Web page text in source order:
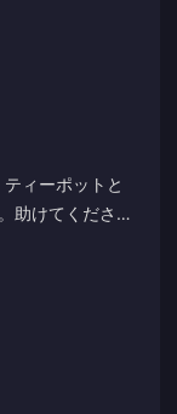
ィーポットと
助けてくださ